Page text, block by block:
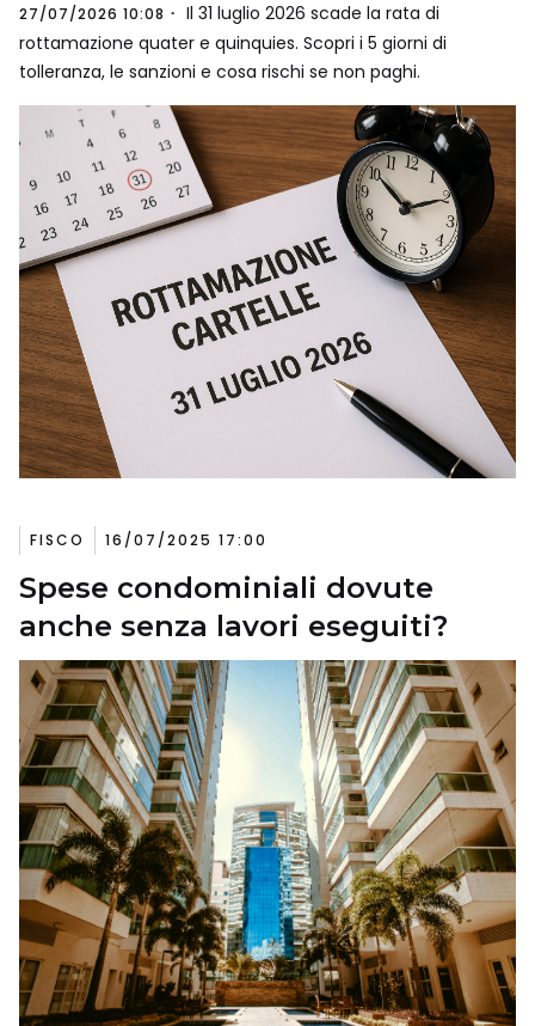
27/07/2026 10:08
Il 31 luglio 2026 scade la rata di
rottamazione quater e quinquies. Scopri i 5 giorni di
tolleranza, le sanzioni e cosa rischi se non paghi.
FISCO 16/07/2025 17:00
Spese condominiali dovute
anche senza lavori eseguiti?